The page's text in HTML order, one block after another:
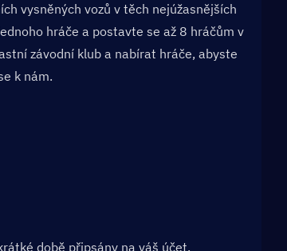
vysněných vozů v těch nejúžasnějších
hráče a postavte se až 8 hráčům v
závodní klub a nabírat hráče, abyste
k nám.
době připsány na váš účet.